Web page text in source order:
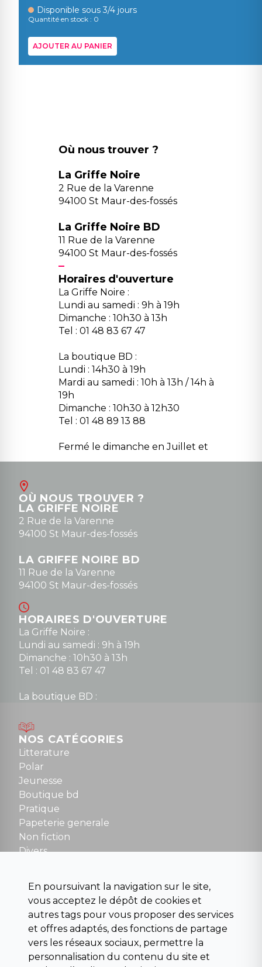
Disponible sous 3/4 jours
Quantité en stock : 0
AJOUTER AU PANIER
Où nous trouver ?
La Griffe Noire
2 Rue de la Varenne
94100 St Maur-des-fossés
La Griffe Noire BD
11 Rue de la Varenne
94100 St Maur-des-fossés
Horaires d'ouverture
La Griffe Noire :
Lundi au samedi : 9h à 19h
Dimanche : 10h30 à 13h
Tel : 01 48 83 67 47
La boutique BD :
Lundi : 14h30 à 19h
Mardi au samedi : 10h à 13h / 14h à
19h
Dimanche : 10h30 à 12h30
Tel : 01 48 89 13 88
Fermé le dimanche en Juillet et
Août
contact@la-griffe-noire.com
0148836747
OÙ NOUS TROUVER ?
LA GRIFFE NOIRE
2 Rue de la Varenne
94100 St Maur-des-fossés
LA GRIFFE NOIRE BD
11 Rue de la Varenne
94100 St Maur-des-fossés
HORAIRES D'OUVERTURE
La Griffe Noire :
Lundi au samedi : 9h à 19h
Dimanche : 10h30 à 13h
Tel : 01 48 83 67 47
La boutique BD :
Mardi au samedi : 10h à 13h / 14h à 19h
Dimanche : 10h30 à 12h30
Tel : 01 48 89 13 88
NOUS CONTACTER
contact@la-griffe-noire.com
NOS CATÉGORIES
Litterature
Polar
Jeunesse
Boutique bd
Pratique
Papeterie generale
Non fiction
Divers
Para scolaire
Histoire
Pochoteque
Pleiade
En poursuivant la navigation sur le site,
vous acceptez le dépôt de cookies et
autres tags pour vous proposer des services
et offres adaptés, des fonctions de partage
vers les réseaux sociaux, permettre la
personnalisation du contenu du site et